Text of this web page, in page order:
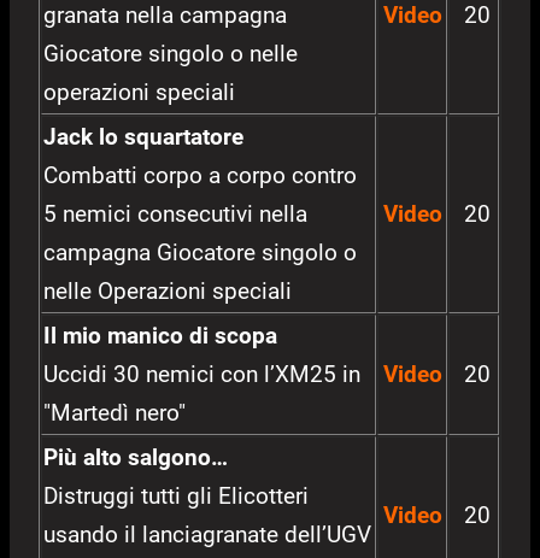
granata nella campagna
Giocatore singolo o nelle
operazioni speciali
Video 20
Jack lo squartatore
Combatti corpo a corpo contro
5 nemici consecutivi nella
campagna Giocatore singolo o
nelle Operazioni speciali
Video 20
Il mio manico di scopa
Uccidi 30 nemici con l’XM25 in
"Martedì nero"
Video 20
Più alto salgono…
Distruggi tutti gli Elicotteri
usando il lanciagranate dell’UGV
Video 20